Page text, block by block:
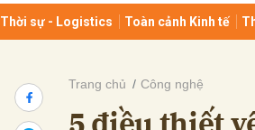
Thời sự - Logistics Toàn cảnh Kinh tế
Trang chủ Công nghệ